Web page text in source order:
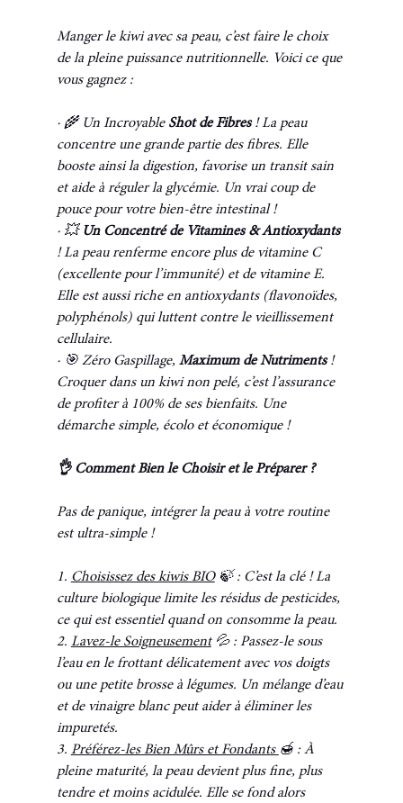
Manger le kiwi avec sa peau, c’est faire le choix
de la pleine puissance nutritionnelle. Voici ce que
vous gagnez :
· 🌾 Un Incroyable Shot de Fibres ! La peau
concentre une grande partie des fibres. Elle
booste ainsi la digestion, favorise un transit sain
et aide à réguler la glycémie. Un vrai coup de
pouce pour votre bien-être intestinal !
· 💥 Un Concentré de Vitamines & Antioxydants
! La peau renferme encore plus de vitamine C
(excellente pour l’immunité) et de vitamine E.
Elle est aussi riche en antioxydants (flavonoïdes,
polyphénols) qui luttent contre le vieillissement
cellulaire.
· 🎯 Zéro Gaspillage, Maximum de Nutriments !
Croquer dans un kiwi non pelé, c’est l’assurance
de profiter à 100% de ses bienfaits. Une
démarche simple, écolo et économique !
👌 Comment Bien le Choisir et le Préparer ?
Pas de panique, intégrer la peau à votre routine
est ultra-simple !
1. Choisissez des kiwis BIO 🍃 : C’est la clé ! La
culture biologique limite les résidus de pesticides,
ce qui est essentiel quand on consomme la peau.
2. Lavez-le Soigneusement 💦 : Passez-le sous
l’eau en le frottant délicatement avec vos doigts
ou une petite brosse à légumes. Un mélange d’eau
et de vinaigre blanc peut aider à éliminer les
impuretés.
3. Préférez-les Bien Mûrs et Fondants 🍯 : À
pleine maturité, la peau devient plus fine, plus
tendre et moins acidulée. Elle se fond alors